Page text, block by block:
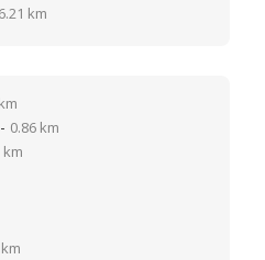
6.21 km
0.86 km
km